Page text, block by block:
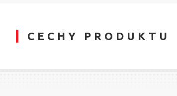
CECHY PRODUKTU